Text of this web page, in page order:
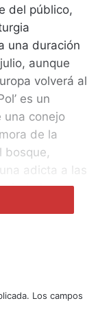
del público,
una duración
aunque
volverá al
es un
una conejo
de la
bosque,
adicta a las
de los
embargo,
Los campos